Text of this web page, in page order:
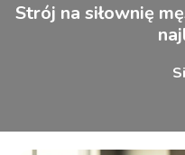
Strój na siłownię